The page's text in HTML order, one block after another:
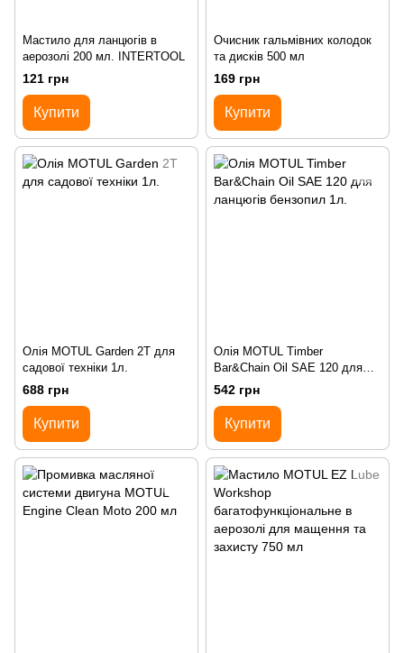
Мастило для ланцюгів в
аерозолі 200 мл. INTERTOOL
121 грн
Купити
Очисник гальмівних колодок
та дисків 500 мл
169 грн
Купити
Олія MOTUL Garden 2T для
садової техніки 1л.
688 грн
Купити
Олія MOTUL Timber
Bar&Chain Oil SAE 120 для
ланцюгів бензопил 1л.
542 грн
Купити